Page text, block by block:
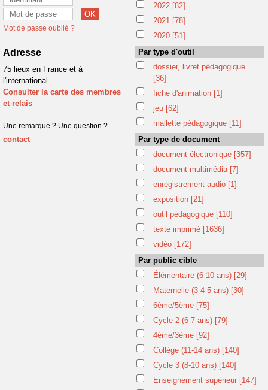
Mot de passe oublié ?
Adresse
75 lieux en France et à
l'international
Consulter la carte des membres
et relais
Une remarque ? Une question ?
contact
2022 [82]
2021 [78]
2020 [51]
Par type d'outil
dossier, livret pédagogique
[36]
fiche d'animation [1]
jeu [62]
mallette pédagogique [11]
Par type de document
document électronique [357]
document multimédia [7]
enregistrement audio [1]
exposition [21]
outil pédagogique [110]
texte imprimé [1636]
vidéo [172]
Par public cible
Élémentaire (6-10 ans) [29]
Maternelle (3-4-5 ans) [30]
6ème/5ème [75]
Cycle 2 (6-7 ans) [79]
4ème/3ème [92]
Collège (11-14 ans) [140]
Cycle 3 (8-10 ans) [140]
Enseignement supérieur [147]